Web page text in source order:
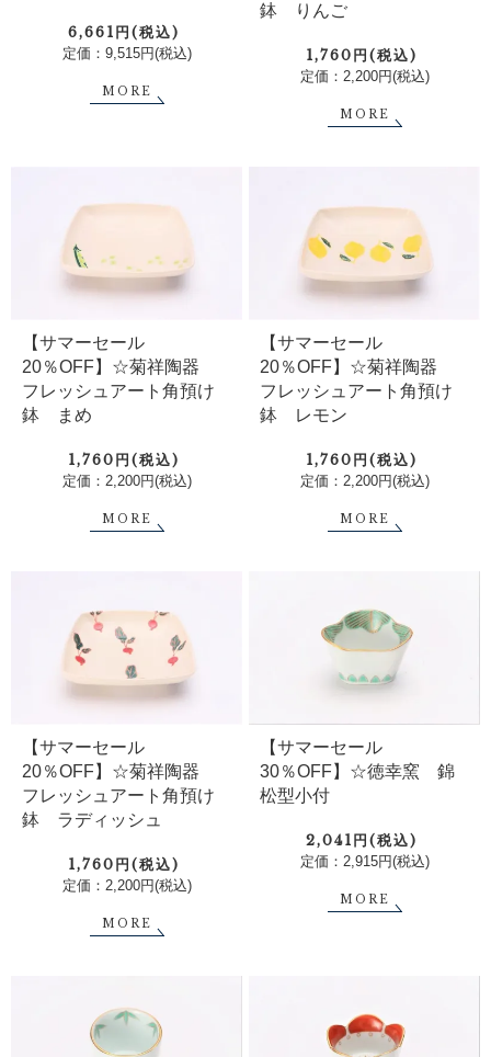
6,661円(税込)
定価：9,515円(税込)
MORE
鉢 りんご
1,760円(税込)
定価：2,200円(税込)
MORE
【サマーセール
20％OFF】☆菊祥陶器
フレッシュアート角預け
鉢 まめ
1,760円(税込)
定価：2,200円(税込)
MORE
【サマーセール
20％OFF】☆菊祥陶器
フレッシュアート角預け
鉢 レモン
1,760円(税込)
定価：2,200円(税込)
MORE
【サマーセール
20％OFF】☆菊祥陶器
フレッシュアート角預け
鉢 ラディッシュ
1,760円(税込)
定価：2,200円(税込)
MORE
【サマーセール
30％OFF】☆徳幸窯 錦
松型小付
2,041円(税込)
定価：2,915円(税込)
MORE